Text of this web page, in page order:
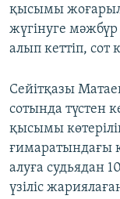
қысымы
жүгінуге
алып кеттіп,
Сейітқазы
сотында түстен
қысымы
ғимаратындағы
алуға судьядан
үзіліс